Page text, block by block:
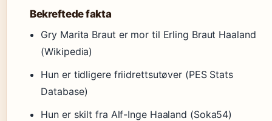
Bekreftede fakta
Gry Marita Braut er mor til Erling Braut Haaland
(Wikipedia)
Hun er tidligere friidrettsutøver (PES Stats
Database)
Hun er skilt fra Alf-Inge Haaland (Soka54)